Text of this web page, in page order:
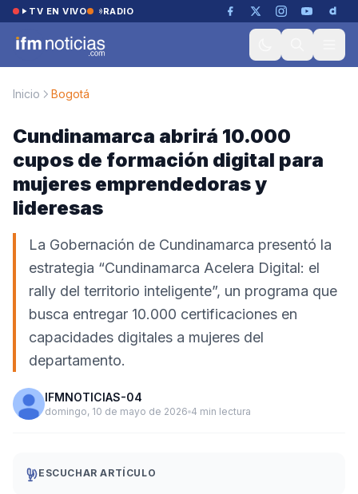
Saltar al contenido
TV EN VIVO RADIO
Inicio Bogotá
Cundinamarca abrirá 10.000
cupos de formación digital para
mujeres emprendedoras y
lideresas
La Gobernación de Cundinamarca presentó la
estrategia “Cundinamarca Acelera Digital: el
rally del territorio inteligente”, un programa que
busca entregar 10.000 certificaciones en
capacidades digitales a mujeres del
departamento.
IFMNOTICIAS-04
domingo, 10 de mayo de 2026 4 min lectura
ESCUCHAR ARTÍCULO